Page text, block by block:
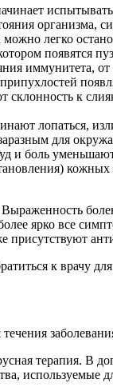
можно легко
появятся
иммунитета,
к
лопаться,
для
и боль
Выраженность
ярко все
присутствуют
к врачу
терапия.